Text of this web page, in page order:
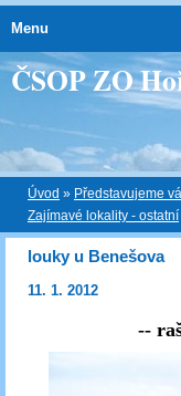
ČSOP ZO
Úvod » Představujeme
Zajímavé lokality - ostatní
louky u Benešova
11. 1. 2012
--
Menu